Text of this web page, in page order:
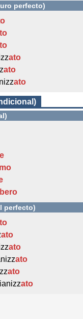
perfecto)
ato
ato
ato
perfecto)
ato
ato
ato
ato
ato